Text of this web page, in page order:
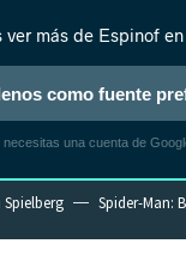
REALITY ANIME
Spielberg Spider-Man:
ver más de Espinof
como fuente
necesitas una cuenta de